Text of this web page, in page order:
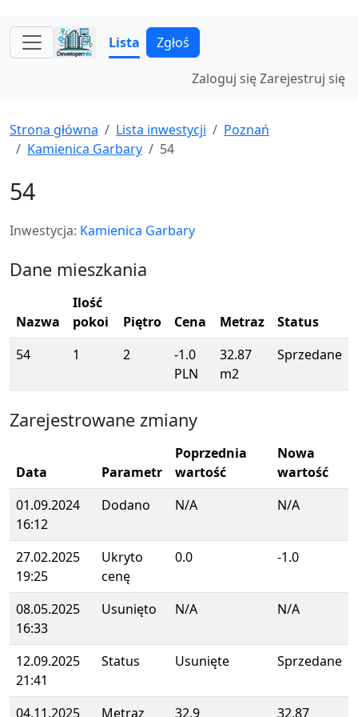
Lista Zgłoś
Zaloguj sięZarejestruj się
Strona główna Lista inwestycji
Poznań
Kamienica Garbary
54
54
Inwestycja: Kamienica Garbary
Dane mieszkania
Nazwa
Ilość
pokoi
Piętro Cena Metraz
Status
54
1 2
-1.0
PLN
32.87
m2
Sprzedane
Zarejestrowane zmiany
Data Parametr
Poprzednia
wartość
Nowa
wartość
01.09.2024
16:12
Dodano N/A N/A
27.02.2025
19:25
Ukryto
cenę
0.0 -1.0
08.05.2025
16:33
Usunięto N/A N/A
12.09.2025
21:41
Status Usunięte Sprzedane
04.11.2025 Metraz 32.9 32.87